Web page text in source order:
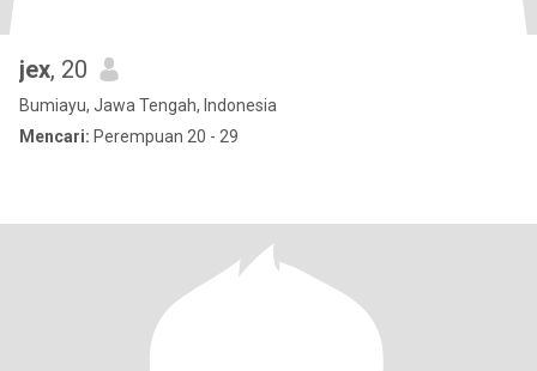
jex, 20
Bumiayu, Jawa Tengah, Indonesia
Mencari: Perempuan 20 - 29